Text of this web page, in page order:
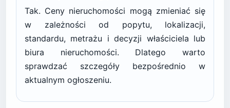
Tak. Ceny nieruchomości mogą zmieniać się
w zależności od popytu, lokalizacji,
standardu, metrażu i decyzji właściciela lub
biura nieruchomości. Dlatego warto
sprawdzać szczegóły bezpośrednio w
aktualnym ogłoszeniu.